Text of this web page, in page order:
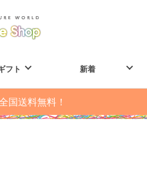
フト 新着
国送料無料！